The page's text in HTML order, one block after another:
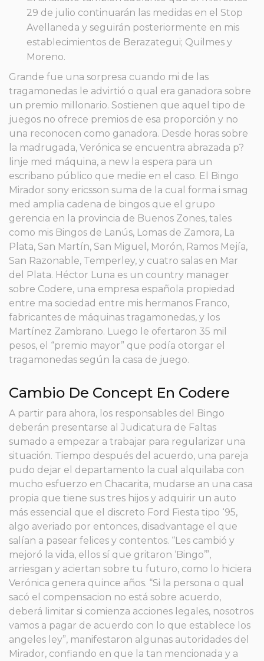
29 de julio continuarán las medidas en el Stop
Avellaneda y seguirán posteriormente en mis
establecimientos de Berazategui; Quilmes y
Moreno.
Grande fue una sorpresa cuando mi de las
tragamonedas le advirtió o qual era ganadora sobre
un premio millonario. Sostienen que aquel tipo de
juegos no ofrece premios de esa proporción y no
una reconocen como ganadora. Desde horas sobre
la madrugada, Verónica se encuentra abrazada p?
linje med máquina, a new la espera para un
escribano público que medie en el caso. El Bingo
Mirador sony ericsson suma de la cual forma i smag
med amplia cadena de bingos que el grupo
gerencia en la provincia de Buenos Zones, tales
como mis Bingos de Lanús, Lomas de Zamora, La
Plata, San Martín, San Miguel, Morón, Ramos Mejía,
San Razonable, Temperley, y cuatro salas en Mar
del Plata. Héctor Luna es un country manager
sobre Codere, una empresa española propiedad
entre ma sociedad entre mis hermanos Franco,
fabricantes de máquinas tragamonedas, y los
Martínez Zambrano. Luego le ofertaron 35 mil
pesos, el “premio mayor” que podía otorgar el
tragamonedas según la casa de juego.
Cambio De Concept En Codere
A partir para ahora, los responsables del Bingo
deberán presentarse al Judicatura de Faltas
sumado a empezar a trabajar para regularizar una
situación. Tiempo después del acuerdo, una pareja
pudo dejar el departamento la cual alquilaba con
mucho esfuerzo en Chacarita, mudarse an una casa
propia que tiene sus tres hijos y adquirir un auto
más essencial que el discreto Ford Fiesta tipo ‘95,
algo averiado por entonces, disadvantage el que
salían a pasear felices y contentos. “Les cambió y
mejoró la vida, ellos sí que gritaron ‘Bingo’”,
arriesgan y aciertan sobre tu futuro, como lo hiciera
Verónica genera quince años. “Si la persona o qual
sacó el compensacion no está sobre acuerdo,
deberá limitar si comienza acciones legales, nosotros
vamos a pagar de acuerdo con lo que establece los
angeles ley”, manifestaron algunas autoridades del
Mirador, confiando en que la tan mencionada y a